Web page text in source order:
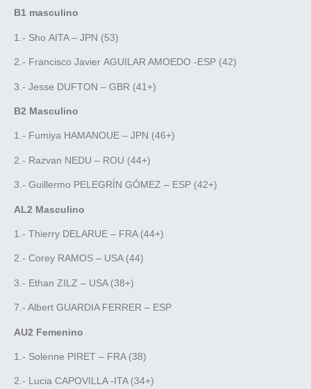
B1 masculino
1.- Sho AITA – JPN (53)
2.- Francisco Javier AGUILAR AMOEDO -ESP (42)
3.- Jesse DUFTON – GBR (41+)
B2 Masculino
1.- Fumiya HAMANOUE – JPN (46+)
2.- Razvan NEDU – ROU (44+)
3.- Guillermo PELEGRÍN GÓMEZ – ESP (42+)
AL2 Masculino
1.- Thierry DELARUE – FRA (44+)
2.- Corey RAMOS – USA (44)
3.- Ethan ZILZ – USA (38+)
7.- Albert GUARDIA FERRER – ESP
AU2 Femenino
1.- Solenne PIRET – FRA (38)
2.- Lucia CAPOVILLA -ITA (34+)